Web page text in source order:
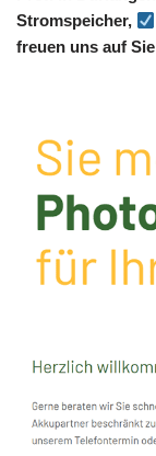
Stromspeicher,
freuen uns auf